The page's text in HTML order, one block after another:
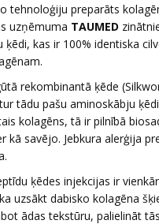
tehnoloģiju preparāts
uzņēmuma TAUMED
kas ir 100% identiska
rekombinantā ķēde
tādu pašu aminoskābju
kolagēns, tā ir pilnībā
kā savējo. Jebkura alerģija
ķēdes injekcijas ir
uzsākt dabisko kolagēna
ādas tekstūru, palielināt